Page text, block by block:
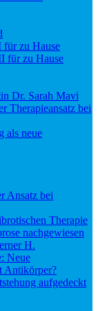
für zu Hause
für zu Hause
Dr. Sarah Mavi
Therapieansatz bei
als neue
Ansatz bei
Therapie
nachgewiesen
H.
Neue
Antikörper?
aufgedeckt